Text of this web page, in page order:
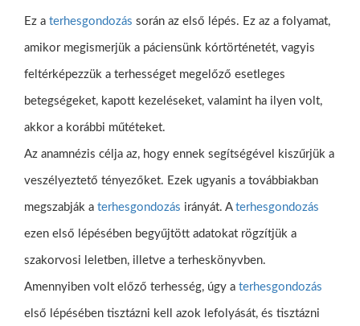
Ez a terhesgondozás során az első lépés. Ez az a folyamat,
amikor megismerjük a páciensünk kórtörténetét, vagyis
feltérképezzük a terhességet megelőző esetleges
betegségeket, kapott kezeléseket, valamint ha ilyen volt,
akkor a korábbi műtéteket.
Az anamnézis célja az, hogy ennek segítségével kiszűrjük a
veszélyeztető tényezőket. Ezek ugyanis a továbbiakban
megszabják a terhesgondozás irányát. A terhesgondozás
ezen első lépésében begyűjtött adatokat rögzítjük a
szakorvosi leletben, illetve a terheskönyvben.
Amennyiben volt előző terhesség, úgy a terhesgondozás
első lépésében tisztázni kell azok lefolyását, és tisztázni